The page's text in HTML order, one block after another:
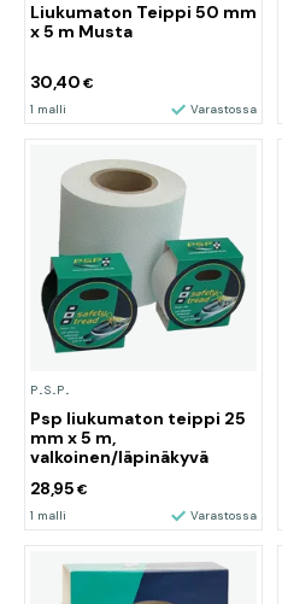
Liukumaton Teippi 50 mm
x 5 m Musta
30,40 €
1 malli Varastossa
P.S.P.
Psp liukumaton teippi 25
mm x 5 m,
valkoinen/läpinäkyvä
28,95 €
1 malli Varastossa